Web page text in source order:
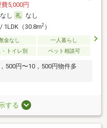
5,000円
なし
なし
1LDK（30.8m2）
金なし
一人暮らし
トイレ別 ペット相談可
500円〜10，500円物件多
する